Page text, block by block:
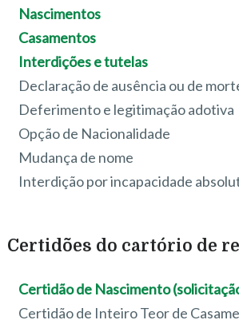
Nascimentos
Casamentos
Interdições e tutelas
Declaração de ausência ou de
Deferimento e legitimação adotiva
Opção de Nacionalidade
Mudança de nome
Interdição por incapacidade
Certidões do cartório de
Certidão de Nascimento
Certidão de Inteiro Teor de